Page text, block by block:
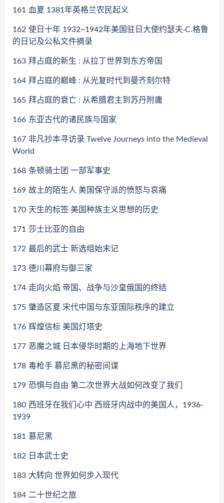
161 血夏 1381年英格兰农民起义
162 使日十年 1932~1942年美国驻日大使约瑟夫·C.格鲁
的日记及公私文件摘录
163 拜占庭的新生 : 从拉丁世界到东方帝国
164 拜占庭的巅峰 : 从光复时代到曼齐刻尔特
165 拜占庭的衰亡 : 从希腊君主到苏丹附庸
166 东亚古代的诸民族与国家
167 非凡抄本寻访录 Twelve Journeys into the Medieval
World
168 条顿骑士团 一部军事史
169 故土的陌生人 美国保守派的愤怒与哀痛
170 天生的标签 美国种族主义思想的历史
171 莎士比亚的自由
172 最后的武士 新选组始末记
173 德川幕府与御三家
174 走向火焰 帝国、战争与沙皇俄国的终结
175 肇造区夏 宋代中国与东亚国际秩序的建立
176 辉煌信标 美国灯塔史
177 恶魔之城 日本侵华时期的上海地下世界
178 毒枪手 慕尼黑的秘密间谍
179 恐惧与自由 第二次世界大战如何改变了我们
180 西班牙在我们心中 西班牙内战中的美国人，1936-
1939
181 慕尼黑
182 日本武士史
183 大转向 世界如何步入现代
184 二十世纪之旅